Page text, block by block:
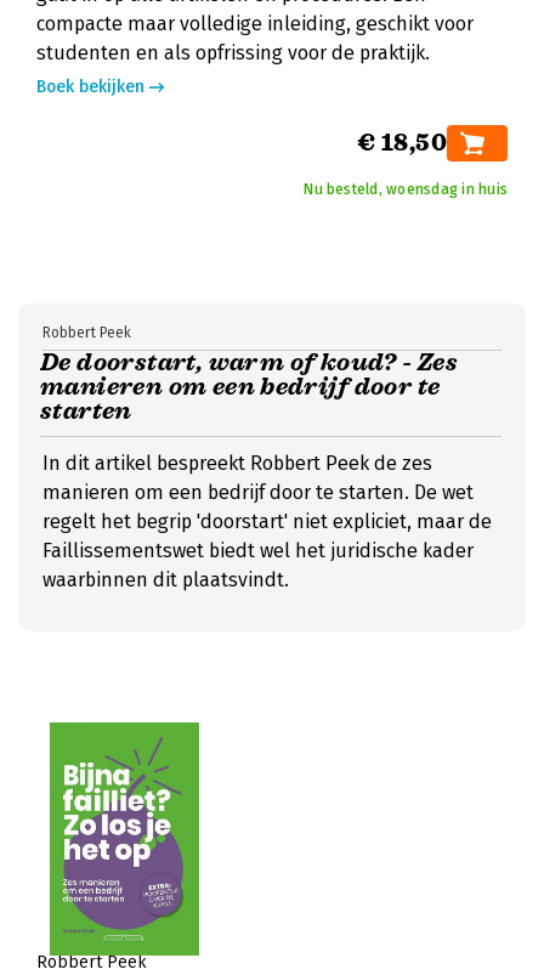
compacte maar volledige inleiding, geschikt voor
studenten en als opfrissing voor de praktijk.
Boek bekijken
€ 18,50
Nu besteld, woensdag in huis
De doorstart, warm of koud? - Zes
manieren om een bedrijf door te
starten
Robbert Peek
In dit artikel bespreekt Robbert Peek de zes
manieren om een bedrijf door te starten. De wet
regelt het begrip 'doorstart' niet expliciet, maar de
Faillissementswet biedt wel het juridische kader
waarbinnen dit plaatsvindt.
Robbert Peek